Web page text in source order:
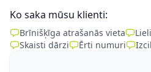
Ko saka mūsu klienti:
Brīnišķīga atrašanās vieta
Skaisti dārzi
Ērti numuri